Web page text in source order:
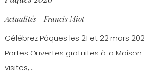
Actualités - Francis Miot
Célébrez Pâques les 21 et 22 mars
Portes Ouvertes gratuites à la Maison
visites,...